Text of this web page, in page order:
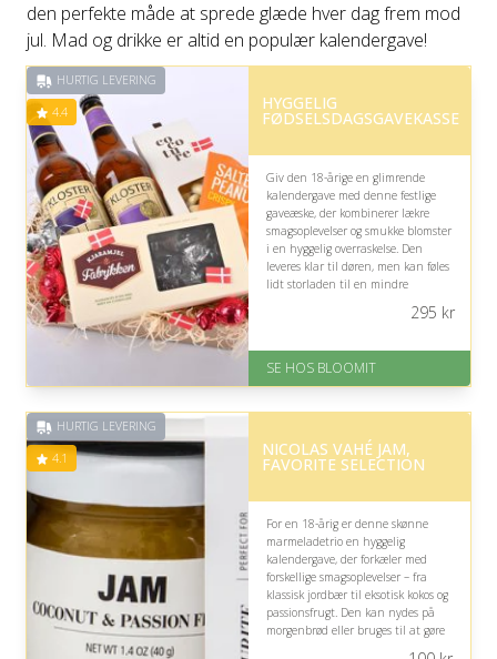
den perfekte måde at sprede glæde hver dag frem mod
jul. Mad og drikke er altid en populær kalendergave!
HURTIG LEVERING
4.4 HYGGELIG
FØDSELSDAGSGAVEKASSE
Giv den 18-årige en glimrende
kalendergave med denne festlige
gaveæske, der kombinerer lækre
smagsoplevelser og smukke blomster
i en hyggelig overraskelse. Den
leveres klar til døren, men kan føles
lidt storladen til en mindre
aftale
på 4.4 ud af 5
295 kr
SE HOS BLOOMIT
HURTIG LEVERING
4.1 NICOLAS VAHÉ JAM,
FAVORITE SELECTION
For en 18-årig er denne skønne
marmeladetrio en hyggelig
kalendergave, der forkæler med
forskellige smagsoplevelser – fra
klassisk jordbær til eksotisk kokos og
passionsfrugt. Den kan nydes på
morgenbrød eller bruges til at gøre